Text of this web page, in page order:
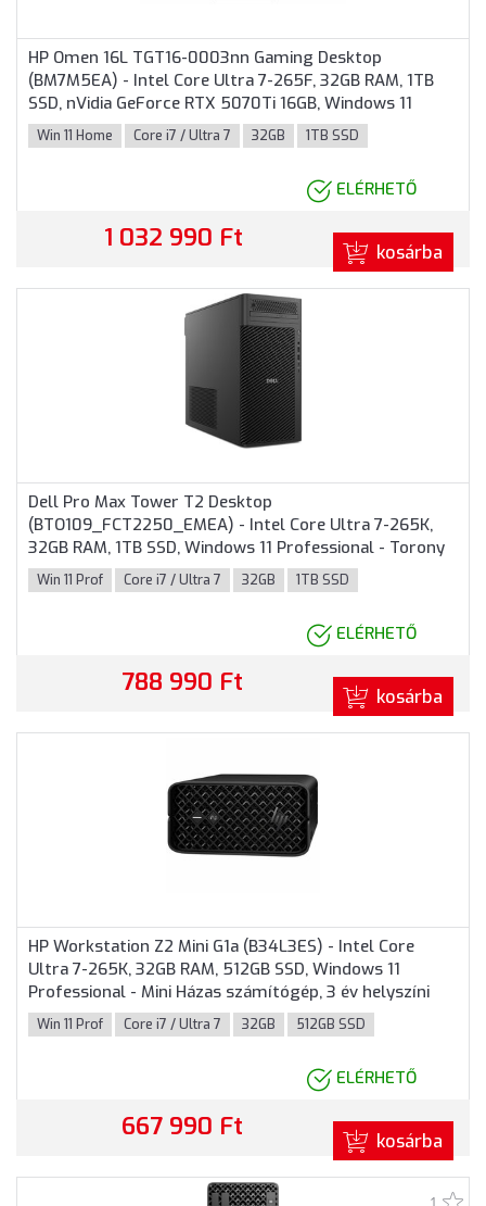
HP Omen 16L TGT16-0003nn Gaming Desktop
(BM7M5EA) - Intel Core Ultra 7-265F, 32GB RAM, 1TB
SSD, nVidia GeForce RTX 5070Ti 16GB, Windows 11
Home - Torony Házas számítógép, 3 év helyszíni
garancia - Fekete színben
Win 11 Home Core i7 / Ultra 7 32GB 1TB SSD
ELÉRHETŐ
1 032 990 Ft kosárba
Dell Pro Max Tower T2 Desktop
(BTO109_FCT2250_EMEA) - Intel Core Ultra 7-265K,
32GB RAM, 1TB SSD, Windows 11 Professional - Torony
Házas számítógép 3 év garanciával
Win 11 Prof Core i7 / Ultra 7 32GB 1TB SSD
ELÉRHETŐ
788 990 Ft kosárba
HP Workstation Z2 Mini G1a (B34L3ES) - Intel Core
Ultra 7-265K, 32GB RAM, 512GB SSD, Windows 11
Professional - Mini Házas számítógép, 3 év helyszíni
garancia
Win 11 Prof Core i7 / Ultra 7 32GB 512GB SSD
ELÉRHETŐ
667 990 Ft kosárba
1